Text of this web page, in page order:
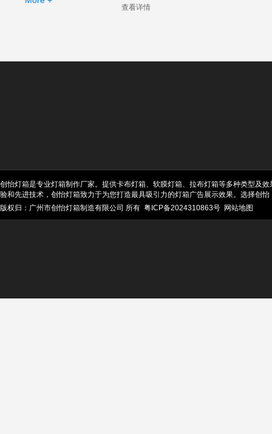
查看详情
创怡灯箱是专业灯箱制作厂家。提供卡布灯箱、软膜灯箱、拉布灯箱等多种类型及
验和先进技术，创怡灯箱致力于为您打造最具吸引力的灯箱广告展示效果。选择创怡
版权归：广州市创怡灯箱制造有限公司 所有 粤ICP备2024310863号 网站地图